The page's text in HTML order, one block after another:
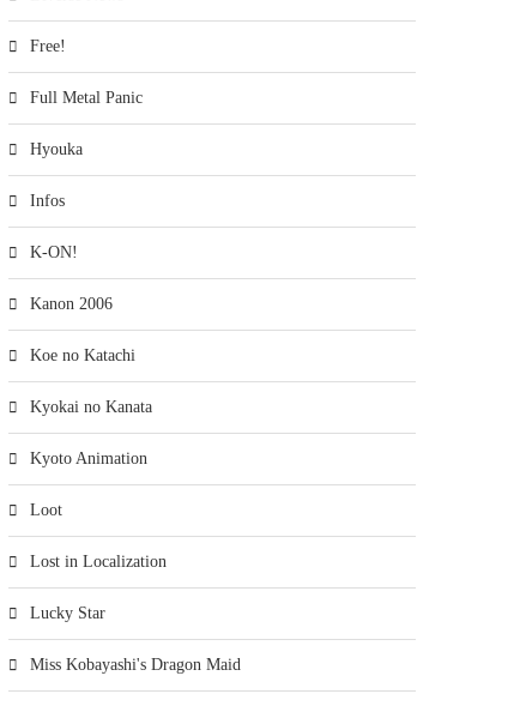
Free!
Full Metal Panic
Hyouka
Infos
K-ON!
Kanon 2006
Koe no Katachi
Kyokai no Kanata
Kyoto Animation
Loot
Lost in Localization
Lucky Star
Miss Kobayashi's Dragon Maid